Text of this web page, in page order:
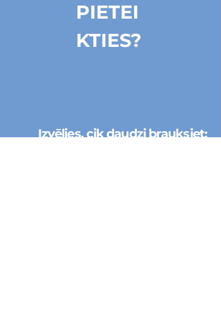
noskenējami jau gatavi
braucienu maršruti.
PIETEI
KTIES?
Izvēlies, cik daudzi brauksiet: